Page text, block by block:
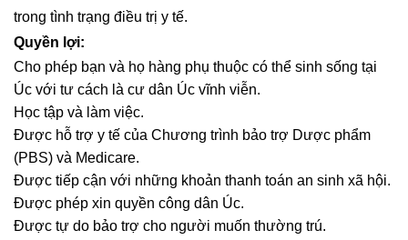
trong tình trạng điều trị y tế.
Quyền lợi:
Cho phép bạn và họ hàng phụ thuộc có thể sinh sống tại
Úc với tư cách là cư dân Úc vĩnh viễn.
Học tập và làm việc.
Được hỗ trợ y tế của Chương trình bảo trợ Dược phẩm
(PBS) và Medicare.
Được tiếp cận với những khoản thanh toán an sinh xã hội.
Được phép xin quyền công dân Úc.
Được tự do bảo trợ cho người muốn thường trú.